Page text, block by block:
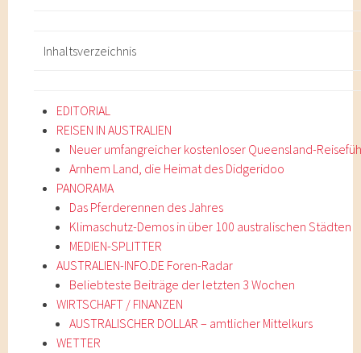
Inhaltsverzeichnis
EDITORIAL
REISEN IN AUSTRALIEN
Neuer umfangreicher kostenloser Queensland-
Arnhem Land, die Heimat des Didgeridoo
PANORAMA
Das Pferderennen des Jahres
Klimaschutz-Demos in über 100 australischen Städten
MEDIEN-SPLITTER
AUSTRALIEN-INFO.DE Foren-Radar
Beliebteste Beiträge der letzten 3 Wochen
WIRTSCHAFT / FINANZEN
AUSTRALISCHER DOLLAR – amtlicher Mittelkurs
WETTER